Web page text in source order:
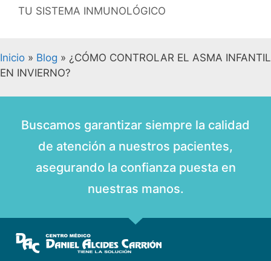
TU SISTEMA INMUNOLÓGICO
Inicio » Blog » ¿CÓMO CONTROLAR EL ASMA INFANTIL
EN INVIERNO?
Buscamos garantizar siempre la calidad
de atención a nuestros pacientes,
asegurando la confianza puesta en
nuestras manos.